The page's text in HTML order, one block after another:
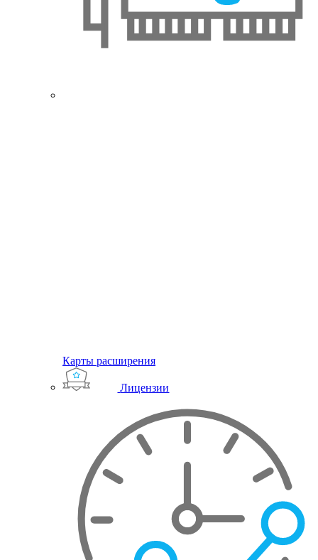
Карты расширения
Лицензии